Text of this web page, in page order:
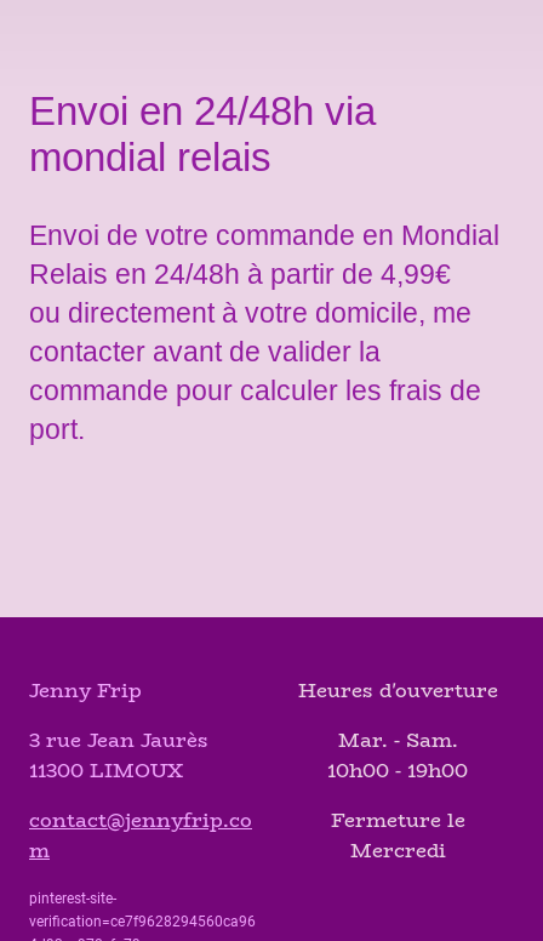
Envoi en 24/48h via
mondial relais
Envoi de votre commande en Mondial
Relais en 24/48h à partir de 4,99€
ou directement à votre domicile, me
contacter avant de valider la
commande pour calculer les frais de
port.
Jenny Frip
3 rue Jean Jaurès
11300 LIMOUX
contact@jennyfrip.co
m
pinterest-site-
verification=ce7f9628294560ca96
Heures d'ouverture
Mar. - Sam.
10h00 - 19h00
Fermeture le
Mercredi